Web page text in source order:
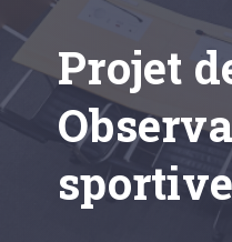
Projet